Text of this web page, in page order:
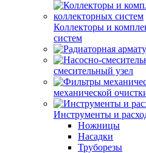
Коллекторы и
систем
смесительный узел
механической
Инструменты и
Ножницы
Насадки
Труборезы